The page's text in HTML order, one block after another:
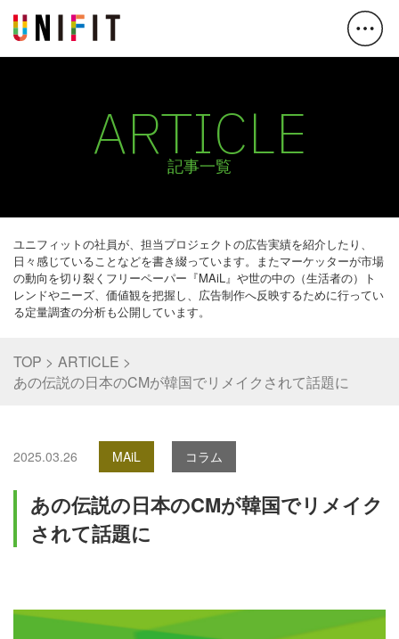
ARTICLE
記事一覧
ユニフィットの社員が、担当プロジェクトの広告実績を紹介したり、
日々感じていることなどを書き綴っています。またマーケッターが市場
の動向を切り裂くフリーペーパー『MAiL』や世の中の（生活者の）ト
レンドやニーズ、価値観を把握し、広告制作へ反映するために行ってい
る定量調査の分析も公開しています。
TOP
ARTICLE
あの伝説の日本のCMが韓国でリメイクされて話題に
2025.03.26 MAiL コラム
あの伝説の日本のCMが韓国でリメイク
されて話題に